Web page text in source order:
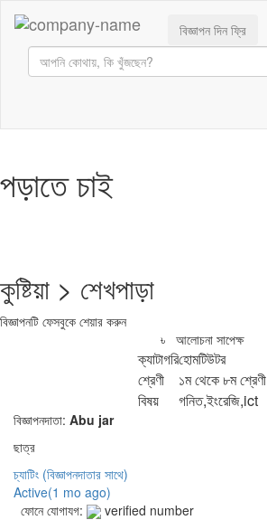
বিজ্ঞাপন দিন ফ্রি
পড়াতে চাই
কুষ্টিয়া > শেখপাড়া
বিজ্ঞাপনটি ফেসবুকে শেয়ার করুন
৳ আলোচনা সাপেক্ষ
ক্যাটাগরিহোমটিউটর
শ্রেণী
১ম থেকে ৮ম শ্রেণী
বিষয়
গনিত,ইংরেজি,ict
বিজ্ঞাপনদাতা: Abu jar
ছাত্র
চ্যাটিং (বিজ্ঞাপনদাতার সাথে)
Active(1 mo ago)
ফোনে যোগাযগ:
verified number